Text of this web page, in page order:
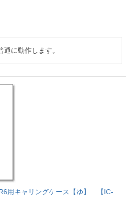
に動作します。
用キャリングケース【ゆ】 【IC-